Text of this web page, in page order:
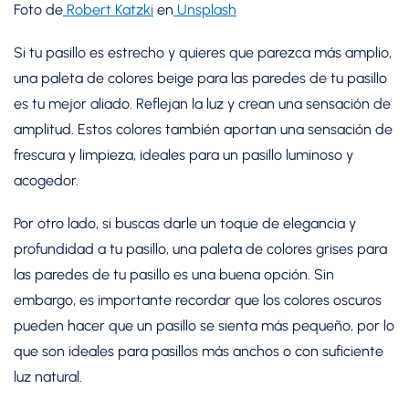
Foto de Robert Katzki en Unsplash
Si tu pasillo es estrecho y quieres que parezca más amplio,
una paleta de colores beige para las paredes de tu pasillo
es tu mejor aliado. Reflejan la luz y crean una sensación de
amplitud. Estos colores también aportan una sensación de
frescura y limpieza, ideales para un pasillo luminoso y
acogedor.
Por otro lado, si buscas darle un toque de elegancia y
profundidad a tu pasillo, una paleta de colores grises para
las paredes de tu pasillo es una buena opción. Sin
embargo, es importante recordar que los colores oscuros
pueden hacer que un pasillo se sienta más pequeño, por lo
que son ideales para pasillos más anchos o con suficiente
luz natural.